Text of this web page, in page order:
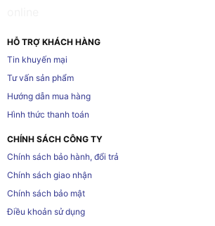
HỖ TRỢ KHÁCH HÀNG
Tin khuyến mại
Tư vấn sản phẩm
Hướng dẫn mua hàng
Hình thức thanh toán
CHÍNH SÁCH CÔNG TY
Chính sách bảo hành, đổi trả
Chính sách giao nhận
Chính sách bảo mật
Điều khoản sử dụng